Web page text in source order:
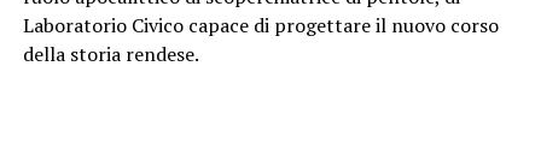
Laboratorio Civico capace di progettare il nuovo corso
della storia rendese.